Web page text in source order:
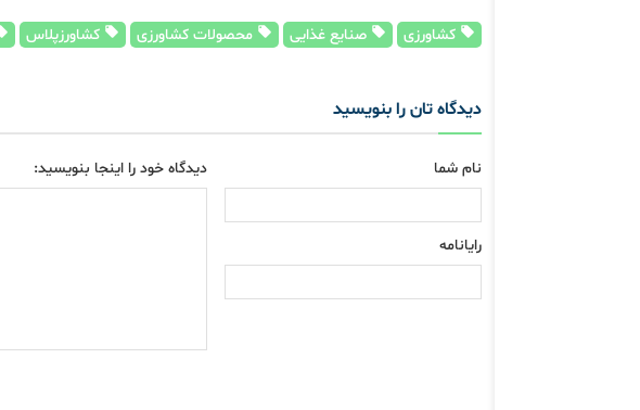
کشاورزی صنایع غذایی محصولات کشاورزی کشاورزپلاس
دیدگاه تان را بنویسید
نام شما
رایانامه
دیدگاه خود را اینجا بنویسید: